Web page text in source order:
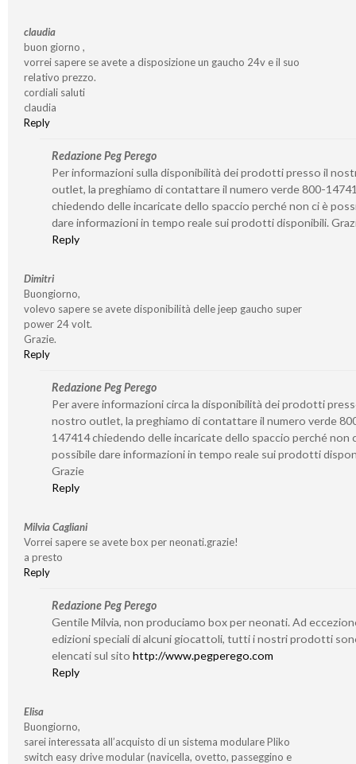
claudia
buon giorno ,
vorrei sapere se avete a disposizione un gaucho 24v e il suo
relativo prezzo.
cordiali saluti
claudia
Reply
Redazione Peg Perego
Per informazioni sulla disponibilità dei prodotti presso il
outlet, la preghiamo di contattare il numero verde 800-
chiedendo delle incaricate dello spaccio perché non ci è
dare informazioni in tempo reale sui prodotti disponibili.
Reply
Dimitri
Buongiorno,
volevo sapere se avete disponibilità delle jeep gaucho super
power 24 volt.
Grazie.
Reply
Redazione Peg Perego
Per avere informazioni circa la disponibilità dei prodotti
nostro outlet, la preghiamo di contattare il numero verde
147414 chiedendo delle incaricate dello spaccio perché non
possibile dare informazioni in tempo reale sui prodotti
Grazie
Reply
Milvia Cagliani
Vorrei sapere se avete box per neonati.grazie!
a presto
Reply
Redazione Peg Perego
Gentile Milvia, non produciamo box per neonati. Ad
edizioni speciali di alcuni giocattoli, tutti i nostri prodotti
elencati sul sito http://www.pegperego.com
Reply
Elisa
Buongiorno,
sarei interessata all’acquisto di un sistema modulare Pliko
switch easy drive modular (navicella, ovetto, passeggino e